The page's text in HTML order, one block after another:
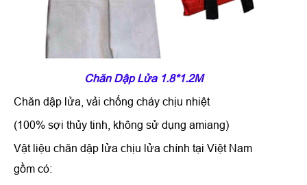
Chăn Dập Lửa 1.8*1.2M
Chăn dập lửa, vải chống cháy chịu nhiệt
(100% sợi thủy tinh, không sử dụng amiang)
Vật liệu chăn dập lửa chịu lửa chính tại Việt Nam
gồm có: